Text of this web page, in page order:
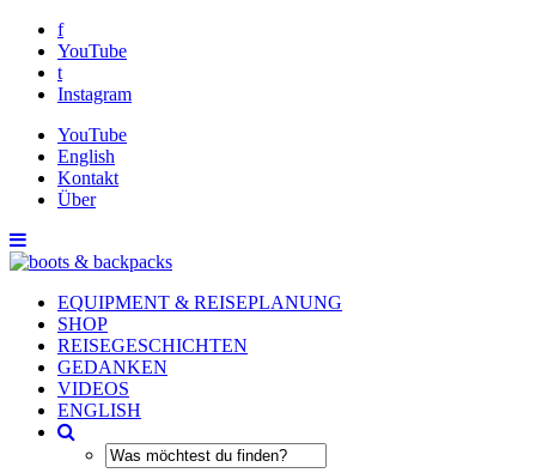
f
YouTube
t
Instagram
YouTube
English
Kontakt
Über
EQUIPMENT & REISEPLANUNG
SHOP
REISEGESCHICHTEN
GEDANKEN
VIDEOS
ENGLISH